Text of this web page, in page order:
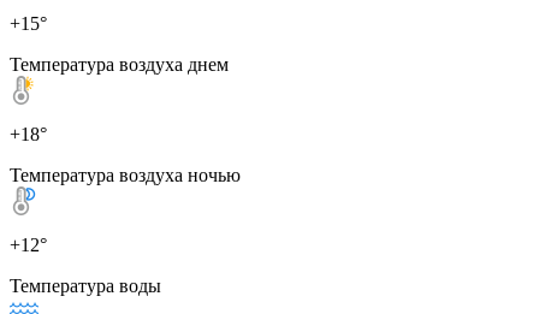
+15°
Температура воздуха днем
+18°
Температура воздуха ночью
+12°
Температура воды